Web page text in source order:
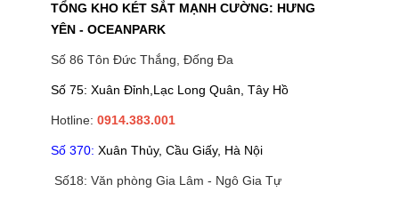
TỔNG KHO KÉT SẮT MẠNH CƯỜNG: HƯNG
YÊN - OCEANPARK
Số 86 Tôn Đức Thắng, Đống Đa
Số 75: Xuân Đỉnh,Lạc Long Quân, Tây Hồ
Hotline: 0914.383.001
Số 370: Xuân Thủy, Cầu Giấy, Hà Nội
Số18: Văn phòng Gia Lâm - Ngô Gia Tự